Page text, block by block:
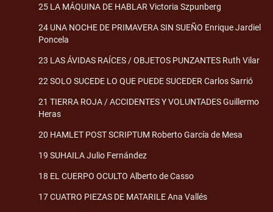
25 LA MÁQUINA DE HABLAR Victoria Szpunberg
24 UNA NOCHE DE PRIMAVERA SIN SUEÑO Enrique Jardiel
Poncela
23 LAS ÁVIDAS RAÍCES / OBJETOS PUNZANTES Ruth Vilar
22 SOLO SUCEDE LO QUE PUEDE SUCEDER Carlos Sarrió
21 TIERRA ROJA / ACCIDENTES Y VOLUNTADES Guillermo
Heras
20 HAMLET POST SCRIPTUM Roberto García de Mesa
19 SUHAILA Julio Fernández
18 EL CUERPO OCULTO Alberto de Casso
17 CUATRO PIEZAS DE MATARILE Ana Vallés